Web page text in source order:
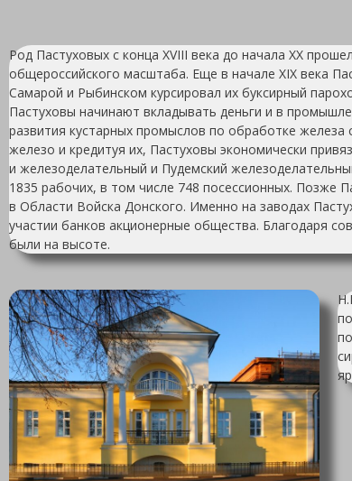
Род Пастуховых с конца XVIII века до начала XX
общероссийского масштаба. Еще в начале XIX века
Самарой и Рыбинском курсировал их буксирный
Пастуховы начинают вкладывать деньги и в
развития кустарных промыслов по обработке железа
железо и кредитуя их, Пастуховы экономически
и железоделательный и Пудемский
1835 рабочих, в том числе 748 посессионных. Позже
в Области Войска Донского. Именно на заводах
участии банков акционерные общества. Благодаря
были на высоте.